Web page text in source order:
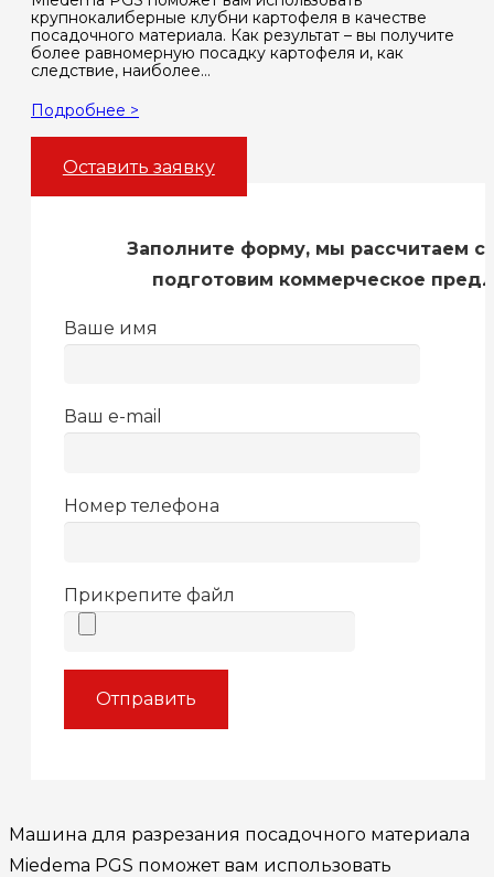
крупнокалиберные клубни картофеля в качестве
посадочного материала. Как результат – вы получите
более равномерную посадку картофеля и, как
следствие, наиболее…
Подробнее >
Оставить заявку
Заполните форму, мы рассчитаем
подготовим коммерческое
Ваше имя
Ваш e-mail
Номер телефона
Прикрепите файл
Машина для разрезания посадочного материала
Miedema PGS поможет вам использовать